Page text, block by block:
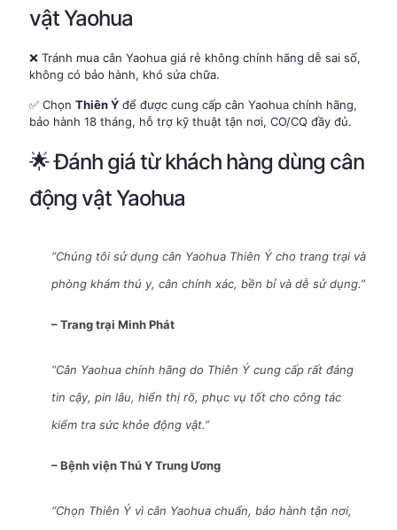
vật Yaohua
❌ Tránh mua cân Yaohua giá rẻ không chính hãng dễ sai số,
không có bảo hành, khó sửa chữa.
✅ Chọn Thiên Ý để được cung cấp cân Yaohua chính hãng,
bảo hành 18 tháng, hỗ trợ kỹ thuật tận nơi, CO/CQ đầy đủ.
🌟 Đánh giá từ khách hàng dùng cân
động vật Yaohua
“Chúng tôi sử dụng cân Yaohua Thiên Ý cho trang trại và
phòng khám thú y, cân chính xác, bền bỉ và dễ sử dụng.”
– Trang trại Minh Phát
“Cân Yaohua chính hãng do Thiên Ý cung cấp rất đáng
tin cậy, pin lâu, hiển thị rõ, phục vụ tốt cho công tác
kiểm tra sức khỏe động vật.”
– Bệnh viện Thú Y Trung Ương
“Chọn Thiên Ý vì cân Yaohua chuẩn, bảo hành tận nơi,